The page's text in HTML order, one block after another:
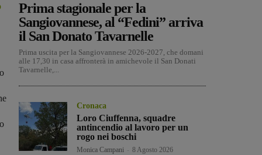
Prima stagionale per la
Sangiovannese, al “Fedini” arriva
il San Donato Tavarnelle
Prima uscita per la Sangiovannese 2026-2027, che domani
alle 17,30 in casa affronterà in amichevole il San Donati
Tavarnelle,...
Cronaca
Loro Ciuffenna, squadre
antincendio al lavoro per un
rogo nei boschi
Monica Campani 8 Agosto 2026